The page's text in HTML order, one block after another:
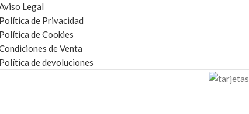
Legal
Política de Privacidad
Política de Cookies
de Venta
Política de devoluciones